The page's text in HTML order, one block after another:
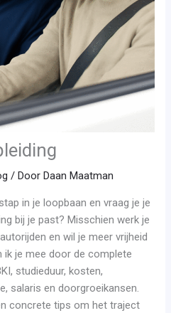
/ Door Daan Maatman
in je loopbaan en vraag je je
bij je past? Misschien werk je
en wil je meer vrijheid
ik je mee door de complete
studieduur, kosten,
salaris en doorgroeikansen.
concrete tips om het traject